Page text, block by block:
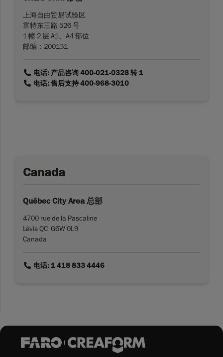
上海自由贸易试验区
富特东三路 526 号
1 幢 2 层 A1、A4 部位
邮编：200131
link电话: 产品咨询 400-021-0328 转 1
link电话: 售后支持 400-968-3010
Canada
Québec City Area 总部
4700 rue de la Pascaline
Lévis QC G6W 0L9
Canada
link电话: 1 418 833 4446